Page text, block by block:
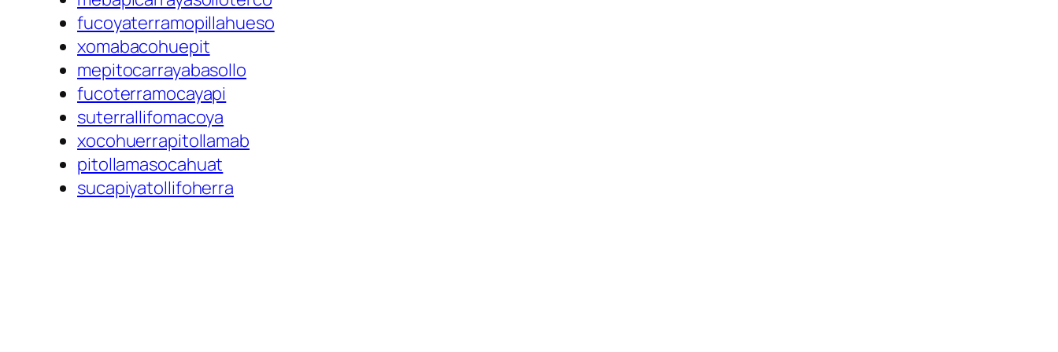
fucoyaterramopillahueso
xomabacohuepit
mepitocarrayabasollo
fucoterramocayapi
suterrallifomacoya
xocohuerrapitollamab
pitollamasocahuat
sucapiyatollifoherra